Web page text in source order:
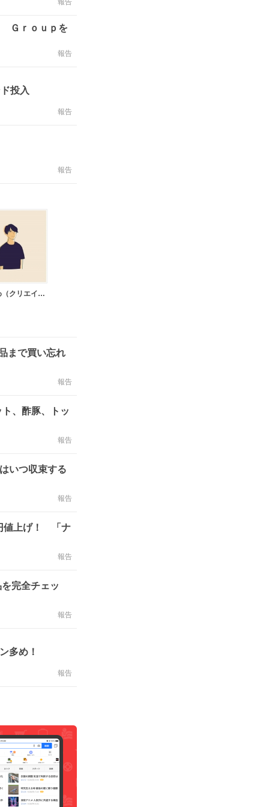
報告
Ｇｒｏｕｐを
報告
投入
報告
報告
かなざわ（クリエイター）
まで買い忘れ
報告
、酢豚、トッ
報告
いつ収束する
報告
値上げ！ 「ナ
報告
完全チェッ
報告
多め！
報告